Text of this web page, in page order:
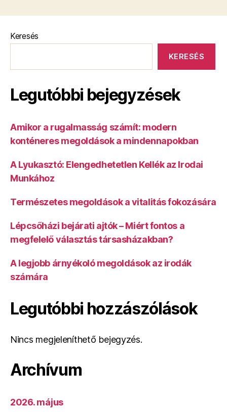
Keresés
KERESÉS
Legutóbbi bejegyzések
Amikor a rugalmasság számít: modern
konténeres megoldások a mindennapokban
A Lyukasztó: Elengedhetetlen Kellék az Irodai
Munkához
Természetes megoldások a vitalitás fokozására
Lépcsőházi bejárati ajtók – Miért fontos a
megfelelő választás társasházakban?
A legjobb árnyékoló megoldások az irodák
számára
Legutóbbi hozzászólások
Nincs megjeleníthető bejegyzés.
Archívum
2026. május